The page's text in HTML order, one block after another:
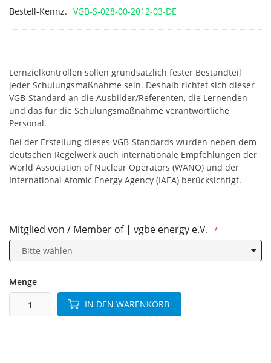
Bestell-Kennz. VGB-S-028-00-2012-03-DE
Lernzielkontrollen sollen grundsätzlich fester Bestandteil
jeder Schulungsmaßnahme sein. Deshalb richtet sich dieser
VGB-Standard an die Ausbilder/Referenten, die Lernenden
und das für die Schulungsmaßnahme verantwortliche
Personal.
Bei der Erstellung dieses VGB-Standards wurden neben dem
deutschen Regelwerk auch internationale Empfehlungen der
World Association of Nuclear Operators (WANO) und der
International Atomic Energy Agency (IAEA) berücksichtigt.
Mitglied von / Member of | vgbe energy e.V.
Menge
IN DEN WARENKORB